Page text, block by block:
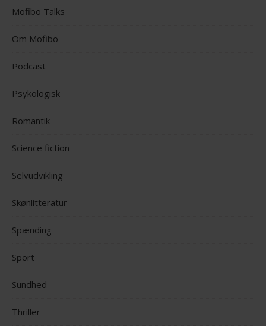
Mofibo Talks
Om Mofibo
Podcast
Psykologisk
Romantik
Science fiction
Selvudvikling
Skønlitteratur
Spænding
Sport
Sundhed
Thriller